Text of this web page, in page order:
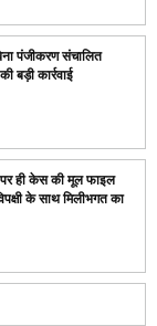
पंजीकरण संचालित
बड़ी कार्रवाई
पर ही केस की मूल फाइल
के साथ मिलीभगत का